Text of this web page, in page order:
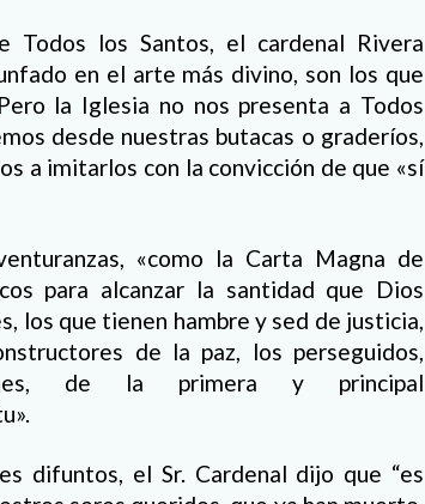
los Santos, el cardenal Rivera
en el arte más divino, son los que
la Iglesia no nos presenta a Todos
desde nuestras butacas o graderíos,
a imitarlos con la convicción de que «sí
«como la Carta Magna de
para alcanzar la santidad que Dios
los que tienen hambre y sed de justicia,
de la paz, los perseguidos,
de la primera y principal
difuntos, el Sr. Cardenal dijo que “es